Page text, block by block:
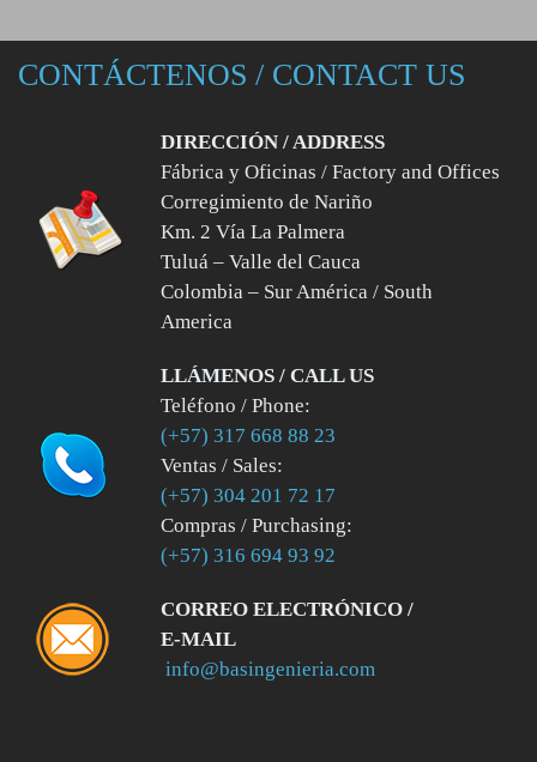
CONTÁCTENOS / CONTACT US
DIRECCIÓN / ADDRESS
Fábrica y Oficinas / Factory and Offices
Corregimiento de Nariño
Km. 2 Vía La Palmera
Tuluá – Valle del Cauca
Colombia – Sur América / South
America
LLÁMENOS / CALL US
Teléfono / Phone:
(+57) 317 668 88 23
Ventas / Sales:
(+57) 304 201 72 17
Compras / Purchasing:
(+57) 316 694 93 92
CORREO ELECTRÓNICO /
E-MAIL
info@basingenieria.com